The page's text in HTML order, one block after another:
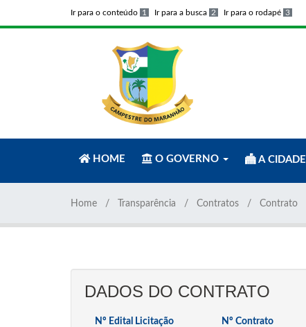
Ir para o conteúdo 1 Ir para a busca 2 Ir para o rodapé 3
HOME O GOVERNO A CIDADE
Home Transparência Contratos Contrato
DADOS DO CONTRATO
Nº Edital Licitação Nº Contrato